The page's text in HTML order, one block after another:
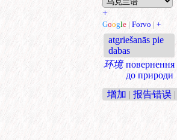
+
Google | Forvo | +
atgriešanās pie
dabas
环境 повернення
до природи
增加 | 报告错误 |